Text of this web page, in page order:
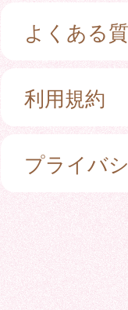
よくある
利用規約
プライバ